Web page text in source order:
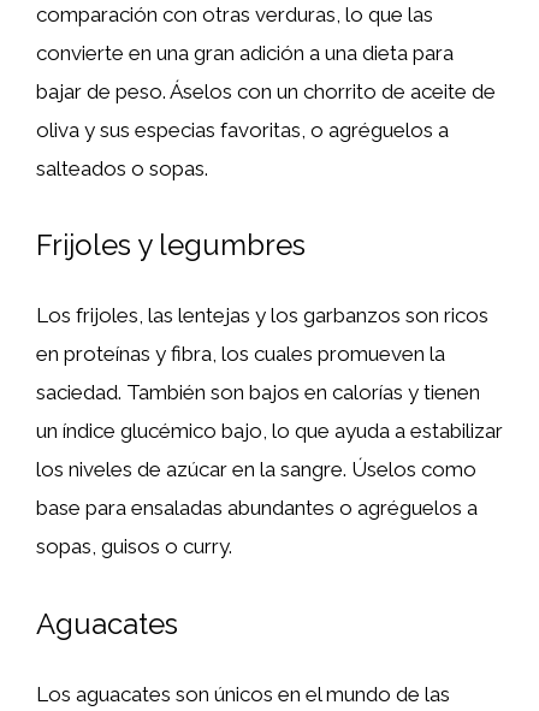
comparación con otras verduras, lo que las
convierte en una gran adición a una dieta para
bajar de peso. Áselos con un chorrito de aceite de
oliva y sus especias favoritas, o agréguelos a
salteados o sopas.
Frijoles y legumbres
Los frijoles, las lentejas y los garbanzos son ricos
en proteínas y fibra, los cuales promueven la
saciedad. También son bajos en calorías y tienen
un índice glucémico bajo, lo que ayuda a estabilizar
los niveles de azúcar en la sangre. Úselos como
base para ensaladas abundantes o agréguelos a
sopas, guisos o curry.
Aguacates
Los aguacates son únicos en el mundo de las